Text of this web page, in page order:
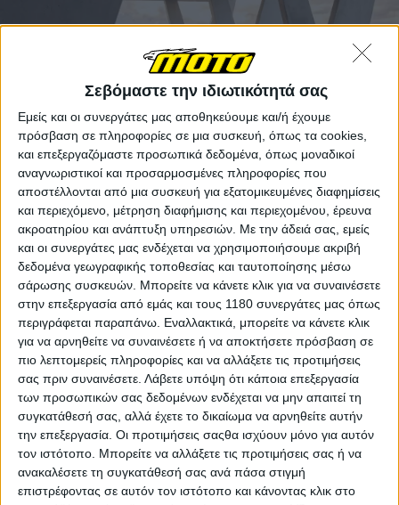
Σεβόμαστε την ιδιωτικότητά σας
Εμείς και οι συνεργάτες μας αποθηκεύουμε και/ή έχουμε
πρόσβαση σε πληροφορίες σε μια συσκευή, όπως τα cookies,
και επεξεργαζόμαστε προσωπικά δεδομένα, όπως μοναδικοί
αναγνωριστικοί και προσαρμοσμένες πληροφορίες που
αποστέλλονται από μια συσκευή για εξατομικευμένες διαφημίσεις
και περιεχόμενο, μέτρηση διαφήμισης και περιεχομένου, έρευνα
ακροατηρίου και ανάπτυξη υπηρεσιών. Με την άδειά σας, εμείς
και οι συνεργάτες μας ενδέχεται να χρησιμοποιήσουμε ακριβή
δεδομένα γεωγραφικής τοποθεσίας και ταυτοποίησης μέσω
σάρωσης συσκευών. Μπορείτε να κάνετε κλικ για να συναινέσετε
στην επεξεργασία από εμάς και τους 1180 συνεργάτες μας όπως
περιγράφεται παραπάνω. Εναλλακτικά, μπορείτε να κάνετε κλικ
για να αρνηθείτε να συναινέσετε ή να αποκτήσετε πρόσβαση σε
πιο λεπτομερείς πληροφορίες και να αλλάξετε τις προτιμήσεις
σας πριν συναινέσετε. Λάβετε υπόψη ότι κάποια επεξεργασία
των προσωπικών σας δεδομένων ενδέχεται να μην απαιτεί τη
συγκατάθεσή σας, αλλά έχετε το δικαίωμα να αρνηθείτε αυτήν
την επεξεργασία. Οι προτιμήσεις σαςθα ισχύουν μόνο για αυτόν
τον ιστότοπο. Μπορείτε να αλλάξετε τις προτιμήσεις σας ή να
ανακαλέσετε τη συγκατάθεσή σας ανά πάσα στιγμή
επιστρέφοντας σε αυτόν τον ιστότοπο και κάνοντας κλικ στο
Οπότε οι δύο διαφορετικές σειρές γυμνών
μοτοσυκλετών που είχε ηTriumph, έχουν
εξειδικευτεί τόσο πολύ που πλέον έχουν αλλάξει θέση
στην γκάμα της εταιρείας και χρειάζονται νέα μοντέλα
που θα μπορέσουν να καλύψουν το κενό αυτό. Σε αυτό
το σημείο θα ήταν εξαιρετικά ενδιαφέρον να δούμε τι
θα κάνει ηTriumphμε τηνDaytona. Θα μας δώσει μία
φανταστικήsupersportμε τον κινητήρα του 765 ή θα
στοχεύσει στην υψηλότερη ροπή και την διαφορετική
ευστροφία του 798; Ο ίδιος οWoodθα ήθελε την
άποψη του κοινού, όπως είπε.
Αντιλαμβάνεστε λοιπόν τώρα, τι ήρθε να κάνει στη
ζωή μας το νέοTrident800. Κι ενώ σε απόλυτα